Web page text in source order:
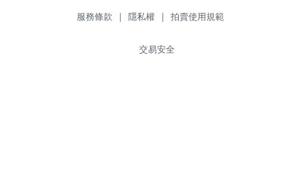
服務條款 | 隱私權 | 拍賣使用規範
交易安全